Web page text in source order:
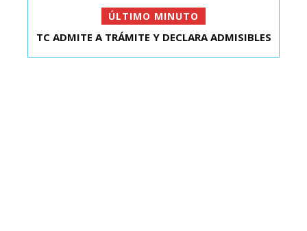
ÚLTIMO MINUTO
EXDIPUTADO LAVÍN SALIÓ DE CAPITÁN YÁBER
TC ADMITE A TRÁMITE Y DECLARA ADMISIBLES